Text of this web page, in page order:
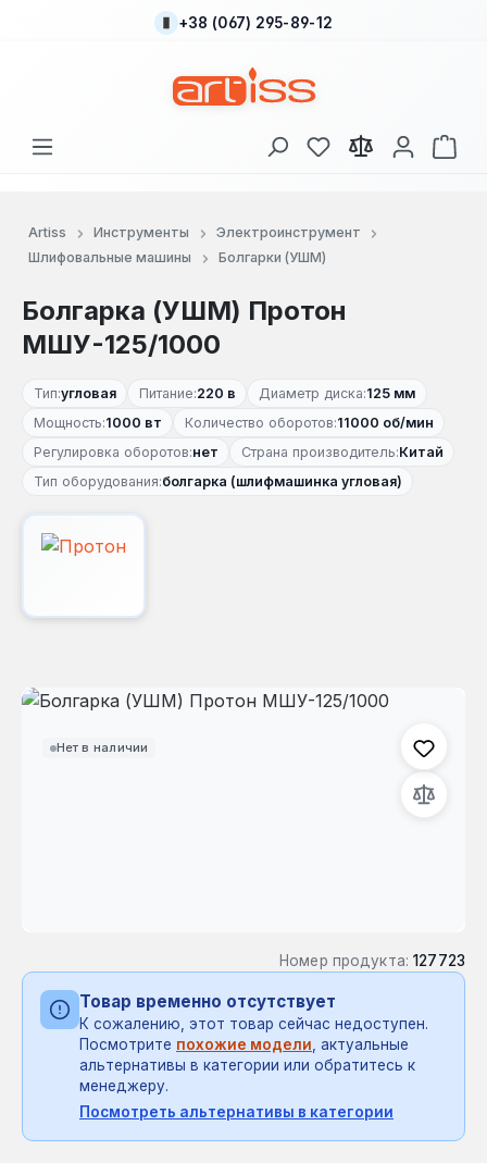
Перейти к основному содержанию
+38 (067) 295-89-12
У вас есть товары
В
Artiss Инструменты
Электроинструмент
Шлифовальные машины
Болгарки (УШМ)
Болгарка (УШМ) Протон
МШУ-125/1000
Тип:угловая Питание:220 в Диаметр диска:125 мм
Мощность:1000 вт Количество оборотов:11000 об/мин
Регулировка оборотов:нет Страна производитель:Китай
Тип оборудования:болгарка (шлифмашинка угловая)
Нет в наличии
Пропустить галерею изображений
Номер продукта: 127723
Товар временно отсутствует
К сожалению, этот товар сейчас недоступен.
Посмотрите похожие модели, актуальные
альтернативы в категории или обратитесь к
менеджеру.
Посмотреть альтернативы в категории